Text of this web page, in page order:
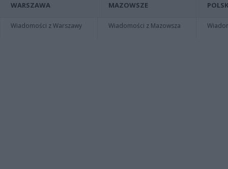
WARSZAWA
Wiadomości z Warszawy
MAZOWSZE
Wiadomości z Mazowsza